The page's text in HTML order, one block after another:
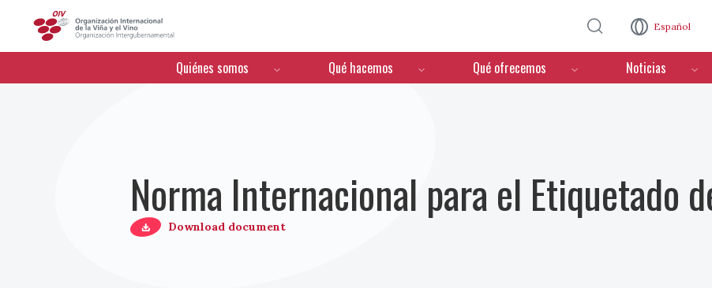
Español
Menú de navegación
Quiénes somos Qué hacemos Qué ofrecemos Noticias
Norma Internacional para el Etiquetado
Download document